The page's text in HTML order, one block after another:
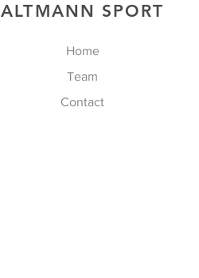
ALTMANN SPORT
Home
Team
Contact